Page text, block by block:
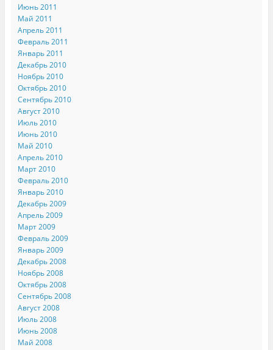
Июнь 2011
Май 2011
Апрель 2011
Февраль 2011
Январь 2011
Декабрь 2010
Ноябрь 2010
Октябрь 2010
Сентябрь 2010
Август 2010
Июль 2010
Июнь 2010
Май 2010
Апрель 2010
Март 2010
Февраль 2010
Январь 2010
Декабрь 2009
Апрель 2009
Март 2009
Февраль 2009
Январь 2009
Декабрь 2008
Ноябрь 2008
Октябрь 2008
Сентябрь 2008
Август 2008
Июль 2008
Июнь 2008
Май 2008